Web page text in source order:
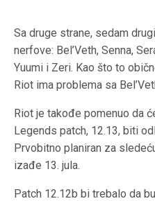
Sa druge strane, sedam
nerfove: Bel’Veth, Senna,
Yuumi i Zeri. Kao što to
Riot ima problema sa
Riot je takođe pomenuo da
Legends patch, 12.13, biti
Prvobitno planiran za
izađe 13. jula.
Patch 12.12b bi trebalo da